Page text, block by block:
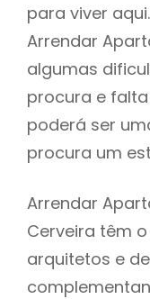
para viver
Arrendar
algumas
procura e
poderá ser
procura um
Arrendar
Cerveira têm
arquitetos e